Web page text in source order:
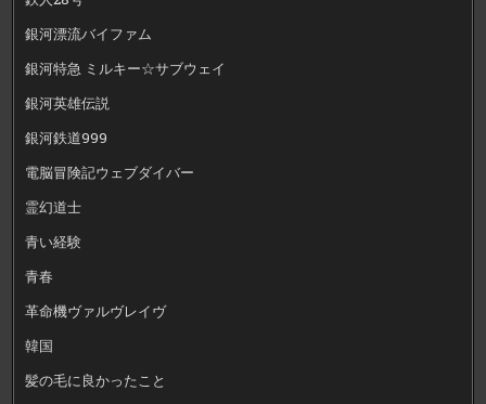
銀河漂流バイファム
銀河特急 ミルキー☆サブウェイ
銀河英雄伝説
銀河鉄道999
電脳冒険記ウェブダイバー
霊幻道士
青い経験
青春
革命機ヴァルヴレイヴ
韓国
髪の毛に良かったこと